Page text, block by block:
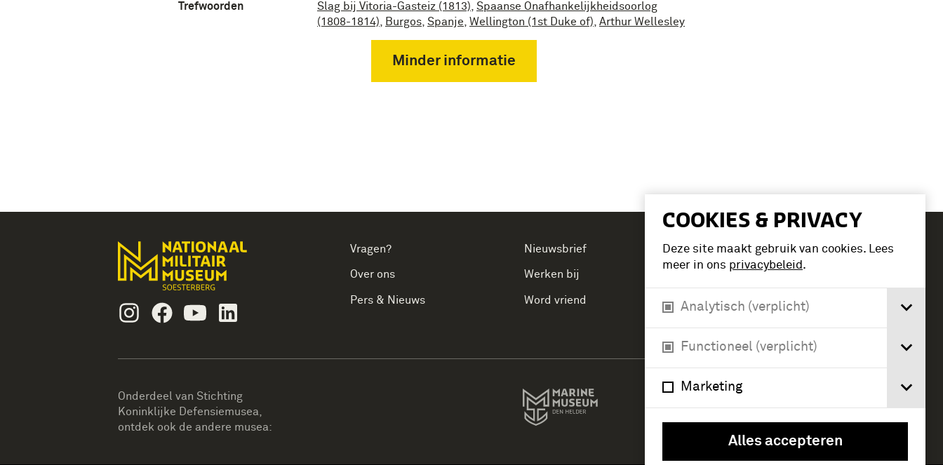
COOKIES & PRIVACY
Deze site maakt gebruik van cookies. Lees
meer in ons privacybeleid.
Analytisch (verplicht)
Functioneel (verplicht)
Marketing
Alles accepteren
Trefwoorden Slag bij Vitoria-Gasteiz (1813) Spaanse Onafhankelijkheidsoorlog
(1808-1814)
Burgos Spanje Wellington (1st Duke of) Arthur Wellesley
Minder informatie
InstagramFacebookYoutube
Vragen?
Over ons
Pers & Nieuws
Nieuwsbrief
Werken bij
Word vriend
Tickets
Verlengde Paltzerweg 1
Onderdeel van Stichting
Koninklijke Defensiemusea,
ontdek ook de andere musea: